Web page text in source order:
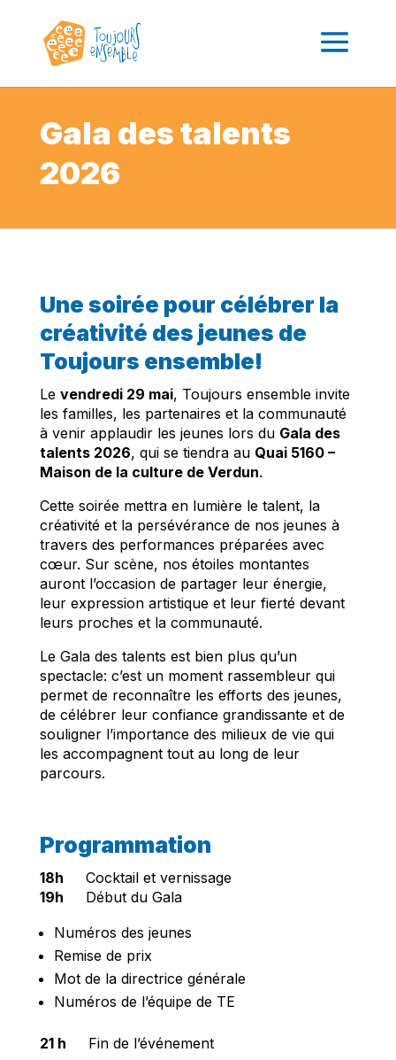
Gala des talents
2026
Une soirée pour célébrer la
créativité des jeunes de
Toujours ensemble!
Le vendredi 29 mai, Toujours ensemble invite
les familles, les partenaires et la communauté
à venir applaudir les jeunes lors du Gala des
talents 2026, qui se tiendra au Quai 5160 –
Maison de la culture de Verdun.
Cette soirée mettra en lumière le talent, la
créativité et la persévérance de nos jeunes à
travers des performances préparées avec
cœur. Sur scène, nos étoiles montantes
auront l’occasion de partager leur énergie,
leur expression artistique et leur fierté devant
leurs proches et la communauté.
Le Gala des talents est bien plus qu’un
spectacle: c’est un moment rassembleur qui
permet de reconnaître les efforts des jeunes,
de célébrer leur confiance grandissante et de
souligner l’importance des milieux de vie qui
les accompagnent tout au long de leur
parcours.
Programmation
18h Cocktail et vernissage
19h Début du Gala
Numéros des jeunes
Remise de prix
Mot de la directrice générale
Numéros de l’équipe de TE
21 h Fin de l’événement